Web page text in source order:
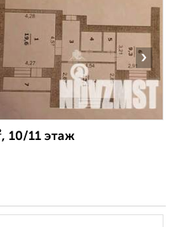
›
10/11 этаж